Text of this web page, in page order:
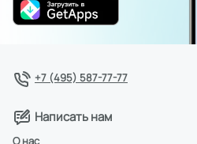
+7 (495) 587-77-77
Написать нам
О нас